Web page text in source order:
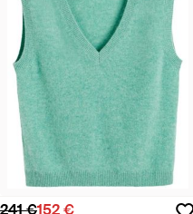
241 €152 €